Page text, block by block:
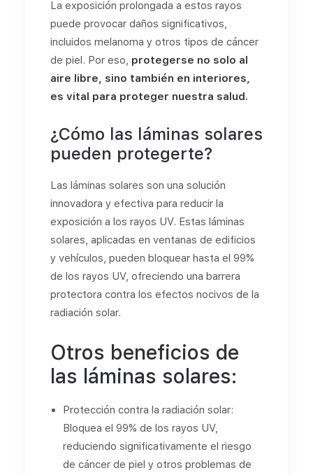
La exposición prolongada a estos rayos
puede provocar daños significativos,
incluidos melanoma y otros tipos de cáncer
de piel. Por eso, protegerse no solo al
aire libre, sino también en interiores,
es vital para proteger nuestra salud.
¿Cómo las láminas solares
pueden protegerte?
Las láminas solares son una solución
innovadora y efectiva para reducir la
exposición a los rayos UV. Estas láminas
solares, aplicadas en ventanas de edificios
y vehículos, pueden bloquear hasta el 99%
de los rayos UV, ofreciendo una barrera
protectora contra los efectos nocivos de la
radiación solar.
Otros beneficios de
las láminas solares:
Protección contra la radiación solar:
Bloquea el 99% de los rayos UV,
reduciendo significativamente el riesgo
de cáncer de piel y otros problemas de